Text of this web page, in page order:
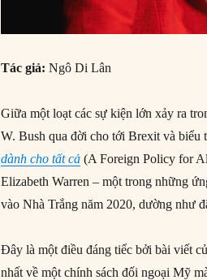
Tác giả:Ngô Di Lân
Giữa một loạt các sự kiện lớn xảy ra
W. Bush qua đời cho tới Brexit và biểu
dành cho tất cả (A Foreign Policy for
Elizabeth Warren – một trong những
vào Nhà Trắng năm 2020, dường như
Đây là một điều đáng tiếc bởi bài viết
nhất về một chính sách đối ngoại Mỹ